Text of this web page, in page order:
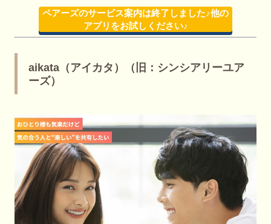
ペアーズのサービス案内は終了しました♪他の
アプリをお試しください♪
aikata（アイカタ）（旧：シンシアリーユア
ーズ）